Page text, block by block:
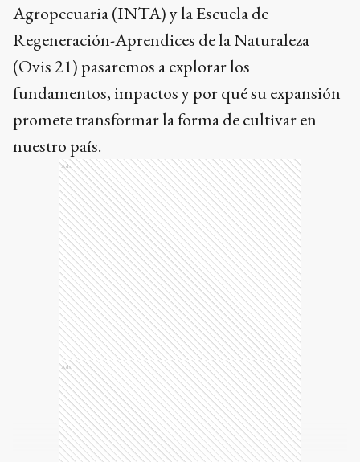
Agropecuaria (INTA) y la Escuela de
Regeneración-Aprendices de la Naturaleza
(Ovis 21) pasaremos a explorar los
fundamentos, impactos y por qué su expansión
promete transformar la forma de cultivar en
nuestro país.
Ads
Ads